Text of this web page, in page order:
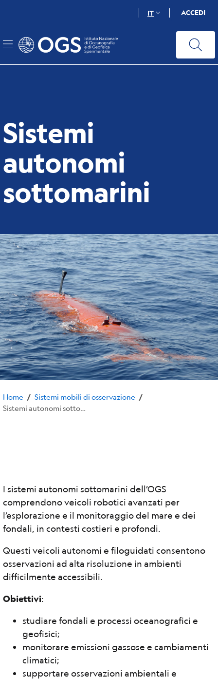
principale
IT ACCEDI
Sistemi
autonomi
sottomarini
Home / Sistemi mobili di osservazione /
I sistemi autonomi sottomarini dell’OGS
comprendono veicoli robotici avanzati per
l’esplorazione e il monitoraggio del mare e dei
fondali, in contesti costieri e profondi.
Questi veicoli autonomi e filoguidati consentono
osservazioni ad alta risoluzione in ambienti
difficilmente accessibili.
Obiettivi:
studiare fondali e processi oceanografici e
geofisici;
monitorare emissioni gassose e cambiamenti
climatici;
supportare osservazioni ambientali e